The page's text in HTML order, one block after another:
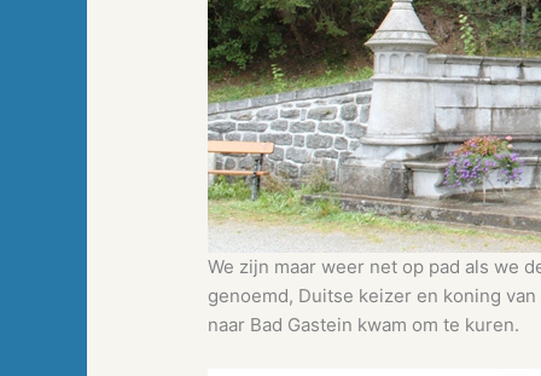
We zijn maar weer net op pad als we
genoemd, Duitse keizer en koning
naar Bad Gastein kwam om te kuren.